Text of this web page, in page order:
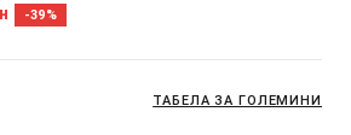
-39%
ТАБЕЛА ЗА ГОЛЕМИНИ